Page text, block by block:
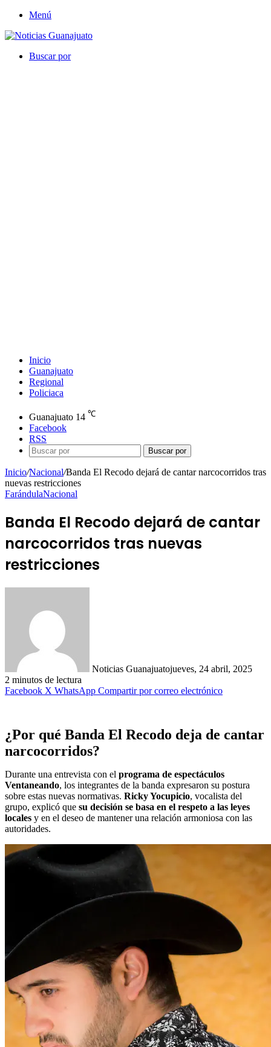
Menú
Buscar por
Inicio
Guanajuato
Regional
Policiaca
Guanajuato 14 ℃
Facebook
RSS
Buscar por
Inicio/Nacional/Banda El Recodo dejará de cantar narcocorridos tras
nuevas restricciones
FarándulaNacional
Banda El Recodo dejará de cantar
narcocorridos tras nuevas
restricciones
Noticias Guanajuatojueves, 24 abril, 2025
2 minutos de lectura
Facebook X WhatsApp Compartir por correo electrónico
¿Por qué Banda El Recodo deja de cantar
narcocorridos?
Durante una entrevista con el programa de espectáculos
Ventaneando, los integrantes de la banda expresaron su postura
sobre estas nuevas normativas. Ricky Yocupicio, vocalista del
grupo, explicó que su decisión se basa en el respeto a las leyes
locales y en el deseo de mantener una relación armoniosa con las
autoridades.